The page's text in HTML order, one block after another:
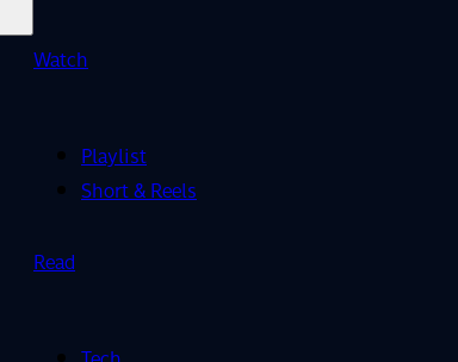
Watch
Playlist
Short & Reels
Read